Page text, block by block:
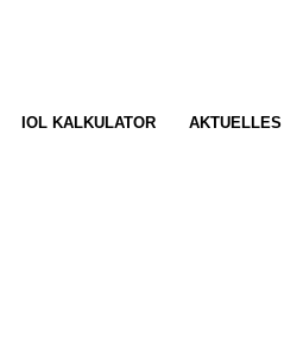
IOL KALKULATOR AKTUELLES